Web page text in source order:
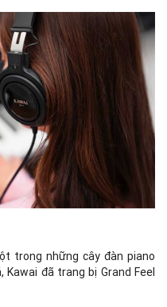
trong những cây đàn piano
đã trang bị Grand Feel